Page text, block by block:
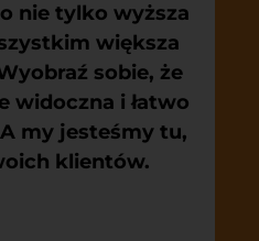
nie tylko wyższa
większa
sobie, że
widoczna i łatwo
my jesteśmy tu,
klientów.